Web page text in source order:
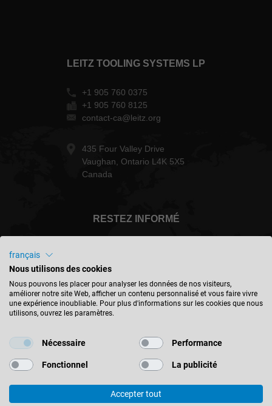
LEITZ TOOLING SYSTEMS LP
+1 905 760 0375
+1 905 760 8125
contact-ca@leitz.org
435 Four Valley Drive
Vaughan, Ontario L4K 5X5
Canada
RESTEZ INFORMÉ
Canada - français
© 2026 Leitz GmbH & Co. KG
français
Nous utilisons des cookies
Nous pouvons les placer pour analyser les données de nos visiteurs,
améliorer notre site Web, afficher un contenu personnalisé et vous faire vivre
une expérience inoubliable. Pour plus d'informations sur les cookies que nous
utilisons, ouvrez les paramètres.
Nécessaire Performance
Fonctionnel La publicité
Accepter tout